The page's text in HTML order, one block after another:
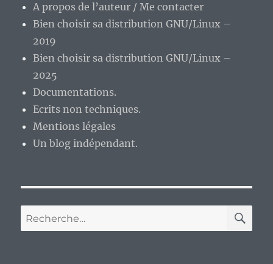
A propos de l’auteur / Me contacter
Bien choisir sa distribution GNU/Linux –
2019
Bien choisir sa distribution GNU/Linux –
2025
Documentations.
Ecrits non techniques.
Mentions légales
Un blog indépendant.
Recherche
pour :